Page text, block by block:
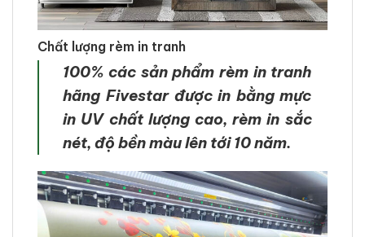
Chất lượng rèm in tranh
100% các sản phẩm rèm in tranh
hãng Fivestar được in bằng mực
in UV chất lượng cao, rèm in sắc
nét, độ bền màu lên tới 10 năm.